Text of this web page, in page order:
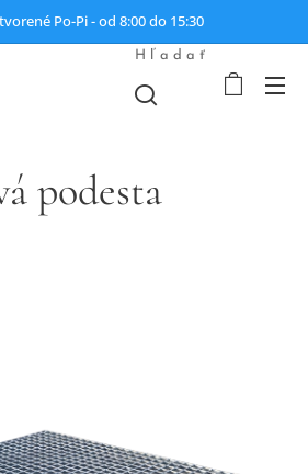
Po-Pi - od 8:00 do 15:30
Hľadať
podesta